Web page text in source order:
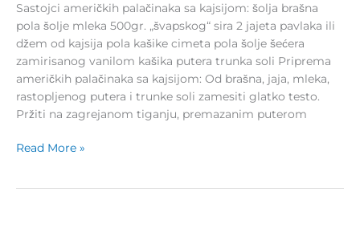
Sastojci američkih palačinaka sa kajsijom: šolja brašna
pola šolje mleka 500gr. „švapskog“ sira 2 jajeta pavlaka ili
džem od kajsija pola kašike cimeta pola šolje šećera
zamirisanog vanilom kašika putera trunka soli Priprema
američkih palačinaka sa kajsijom: Od brašna, jaja, mleka,
rastopljenog putera i trunke soli zamesiti glatko testo.
Pržiti na zagrejanom tiganju, premazanim puterom
Read More »